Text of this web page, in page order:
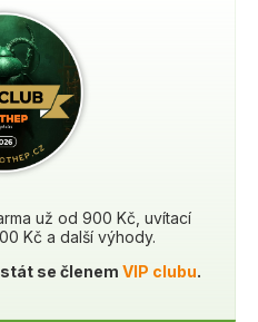
už od 900 Kč, uvítací
Kč a další výhody.
se členem VIP clubu.